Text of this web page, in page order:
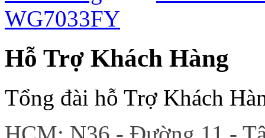
WG7033FY
Hỗ Trợ Khách Hàng
Tổng đài hỗ Trợ Khách